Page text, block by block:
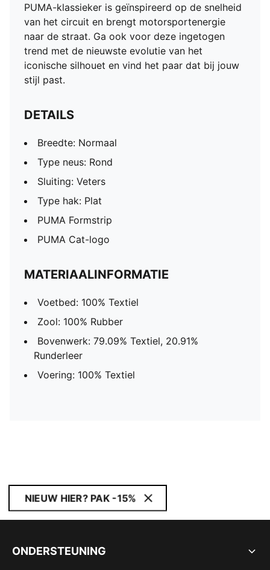
PUMA-klassieker is geïnspireerd op de snelheid
van het circuit en brengt motorsportenergie
naar de straat. Ga ook voor deze ingetogen
trend met de nieuwste evolutie van het
iconische silhouet en vind het paar dat bij jouw
stijl past.
DETAILS
Breedte: Normaal
Type neus: Rond
Sluiting: Veters
Type hak: Plat
PUMA Formstrip
PUMA Cat-logo
MATERIAALINFORMATIE
Voetbed: 100% Textiel
Zool: 100% Rubber
Bovenwerk: 79.09% Textiel, 20.91%
Runderleer
Voering: 100% Textiel
NIEUW HIER? PAK -15%
ONDERSTEUNING